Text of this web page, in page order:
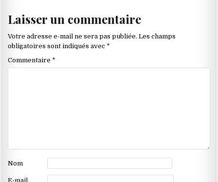
Laisser un commentaire
Votre adresse e-mail ne sera pas publiée. Les champs
obligatoires sont indiqués avec *
Commentaire *
Nom
E-mail